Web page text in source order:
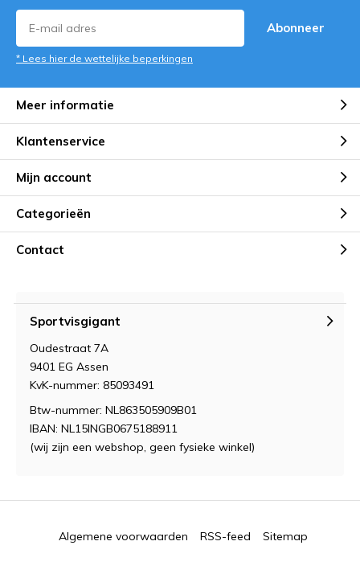
Abonneer
* Lees hier de wettelijke beperkingen
Meer informatie
Klantenservice
Mijn account
Categorieën
Contact
Sportvisgigant
Oudestraat 7A
9401 EG Assen
KvK-nummer: 85093491
Btw-nummer: NL863505909B01
IBAN: NL15INGB0675188911
(wij zijn een webshop, geen fysieke winkel)
Algemene voorwaarden RSS-feed Sitemap